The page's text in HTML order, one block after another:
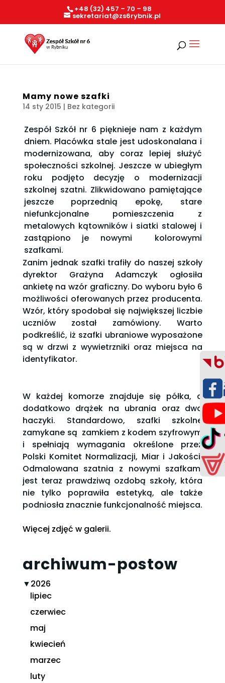
+48 (32) 457 – 70 – 98
sekretariat@zs6rybnik.pl
Mamy nowe szafki
14 sty 2015 | Bez kategorii
Zespół Szkół nr 6 pięknieje nam z każdym
dniem. Placówka stale jest udoskonalana i
modernizowana, aby coraz lepiej służyć
społeczności szkolnej. Jeszcze w ubiegłym
roku podjęto decyzję o modernizacji
szkolnej szatni. Zlikwidowano pamiętające
jeszcze poprzednią epokę, stare
niefunkcjonalne pomieszczenia z
metalowych kątowników i siatki stalowej i
zastąpiono je nowymi kolorowymi
szafkami.
Zanim jednak szafki trafiły do naszej szkoły
dyrektor Grażyna Adamczyk ogłosiła
ankietę na wzór graficzny. Do wyboru było 6
możliwości oferowanych przez producenta.
Wzór, który spodobał się największej liczbie
uczniów został zamówiony. Warto
podkreślić, iż szafki ubraniowe wyposażone
są w drzwi z wywietrzniki oraz miejsca na
identyfikator.
W każdej komorze znajduje się półka, a
dodatkowo drążek na ubrania oraz dwa
haczyki. Standardowo, szafki szkolne
zamykane są zamkiem z kodem szyfrowym
i spełniają wymagania określone przez
Polski Komitet Normalizacji, Miar i Jakości.
Odmalowana szatnia z nowymi szafkami
jest teraz prawdziwą ozdobą szkoły, która
nie tylko poprawiła estetyką, ale także
podniosła znacznie funkcjonalność miejsca.
Więcej zdjęć w galerii.
archiwum-postow
▼2026
lipiec
czerwiec
maj
kwiecień
marzec
luty